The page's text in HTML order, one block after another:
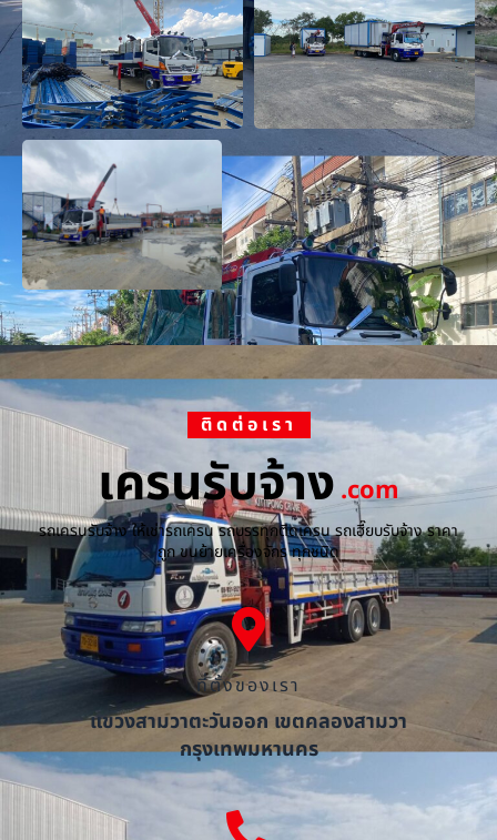
ติดต่อเรา
เครนรับจ้าง.com
รถเครนรับจ้าง ให้เช่ารถเครน รถบรรทุกติดเครน รถเฮี๊ยบรับจ้าง ราคา
ถูก ขนย้ายเครื่องจักร ทุกชนิด
ที่ตั้งของเรา
แขวงสามวาตะวันออก เขตคลองสามวา
กรุงเทพมหานคร